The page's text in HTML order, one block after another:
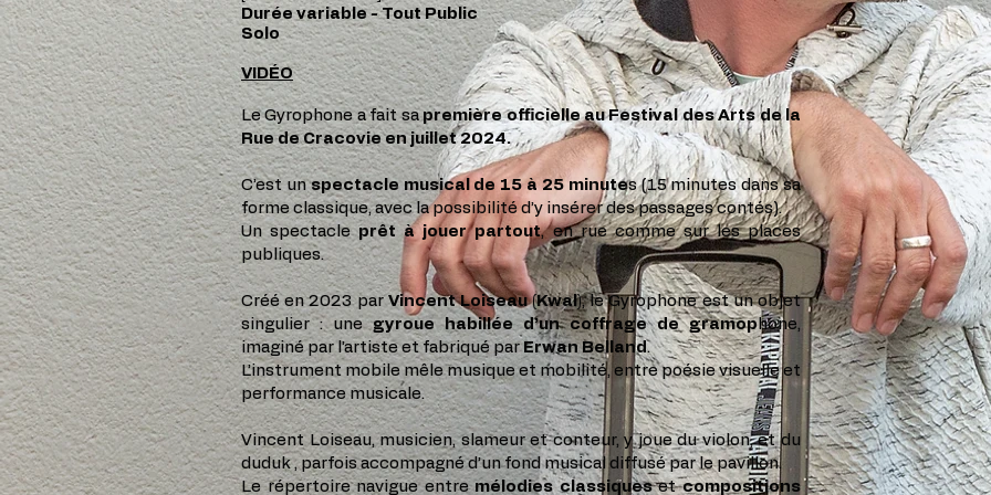
Durée variable - Tout Public
Solo
VIDÉO
Le Gyrophone a fait sapremière officielle au Festival des Arts de la
Rue de Cracovie en juillet 2024.
C’est unspectacle musical de 15 à 25 minutes (15 minutes dans sa
forme classique, avec la possibilité d’y insérer des passages contés).
Un spectacleprêt à jouer partout, en rue comme sur les places
publiques.
Créé en 2023 parVincent Loiseau (Kwal), le Gyrophone est un objet
singulier : unegyroue habillée d’un coffrage de gramop hone,
imaginé par l’artiste et fabriqué par Erwan Belland.
L’instrument mobile mêle musique et mobilité, entre poésie visuelle et
performance musicale.
Vincent Loiseau, musicien, slameur et conteur, y joue du violon, et du
duduk , parfois accompagné d’un fond musical diffusé par le pavillon.
Le répertoire navigue entremélodies classiquesetcompositions